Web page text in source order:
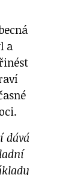
a
dává